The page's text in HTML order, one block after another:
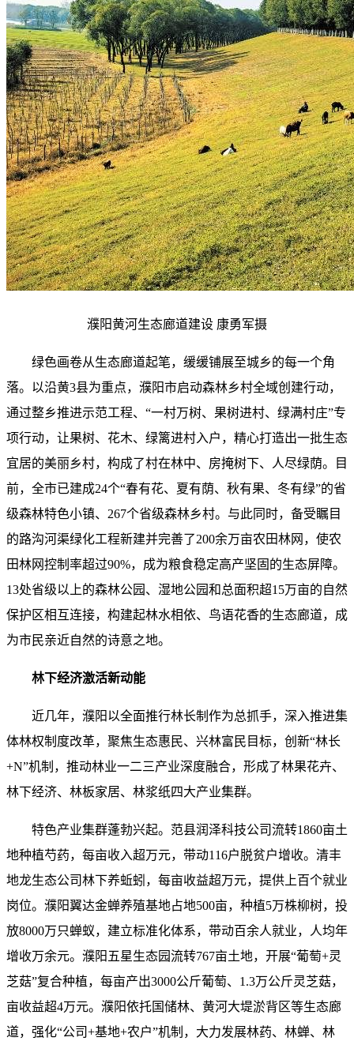
濮阳黄河生态廊道建设 康勇军摄
绿色画卷从生态廊道起笔，缓缓铺展至城乡的每一个角
落。以沿黄3县为重点，濮阳市启动森林乡村全域创建行动，
通过整乡推进示范工程、“一村万树、果树进村、绿满村庄”专
项行动，让果树、花木、绿篱进村入户，精心打造出一批生态
宜居的美丽乡村，构成了村在林中、房掩树下、人尽绿荫。目
前，全市已建成24个“春有花、夏有荫、秋有果、冬有绿”的省
级森林特色小镇、267个省级森林乡村。与此同时，备受瞩目
的路沟河渠绿化工程新建并完善了200余万亩农田林网，使农
田林网控制率超过90%，成为粮食稳定高产坚固的生态屏障。
13处省级以上的森林公园、湿地公园和总面积超15万亩的自然
保护区相互连接，构建起林水相依、鸟语花香的生态廊道，成
为市民亲近自然的诗意之地。
林下经济激活新动能
近几年，濮阳以全面推行林长制作为总抓手，深入推进集
体林权制度改革，聚焦生态惠民、兴林富民目标，创新“林长
+N”机制，推动林业一二三产业深度融合，形成了林果花卉、
林下经济、林板家居、林浆纸四大产业集群。
特色产业集群蓬勃兴起。范县润泽科技公司流转1860亩土
地种植芍药，每亩收入超万元，带动116户脱贫户增收。清丰
地龙生态公司林下养蚯蚓，每亩收益超万元，提供上百个就业
岗位。濮阳翼达金蝉养殖基地占地500亩，种植5万株柳树，投
放8000万只蝉蚁，建立标准化体系，带动百余人就业，人均年
增收万余元。濮阳五星生态园流转767亩土地，开展“葡萄+灵
芝菇”复合种植，每亩产出3000公斤葡萄、1.3万公斤灵芝菇，
亩收益超4万元。濮阳依托国储林、黄河大堤淤背区等生态廊
道，强化“公司+基地+农户”机制，大力发展林药、林蝉、林